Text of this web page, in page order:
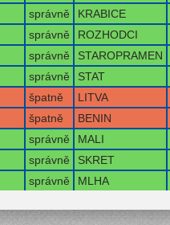
správně KRABICE
správně ROZHODCI
správně STAROPRAMEN
správně STAT
špatně LITVA
špatně BENIN
správně MALI
správně SKRET
správně MLHA